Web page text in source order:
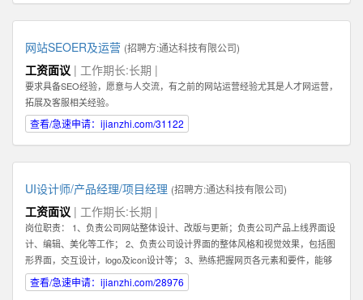
而不是只为了眼前的蝇头小利而失去客户对你的信任。 2: 我们需要能和客户建
立长期关系的员工，因此我们希望你也能长期，稳定地在公司发展。你会发现公
司是一个非常大的平台--我们在北京，深圳，香港，韩国都有业务。所以公司会
给你很好的施展空间，因此我们需要你能长期地在公司不断进步！ 3：你必须具
备一种素质。那就是会坚持，坚持，坚持，永不放弃。你必须了解你和客户的关
系是长期的，所以为了建立这种长期稳定的关系，你在一开始的时候要具备百折
不挠，坚持不懈的素质，这样才能逐步取得双方的信任。 4：除了热爱销售，你
大幅提高管理客户的效率和经营业绩。我们希望你具备这种科学化管理的能力。
有这种能力的人才还可以在将来发展成为销售经理，管理一个业务团队。 6：必
须热爱学习，尤其是要对一个特点行业有兴趣，并愿意深入了解一个行业，掌握
关于该行业的专业知识，这样才能真正服务好你的客户。目前我们希望能够找到
对于创业尤其是互联网创业领域有浓厚兴趣或相关经验的人才。 如果你有激
情，有梦想，并对网络销售充满热爱，愿意接受挑战，也能熟悉使用电脑，QQ
等网络工具，那么不论你的学历如何，专业是什么，这些都不重要。我们都欢迎
网站SEOER及运营 (招聘方:通达科技有限公司)
工资面议 | 工作期长:长期 |
要求具备SEO经验，愿意与人交流，有之前的网站运营经验尤其是人才网运营，
拓展及客服相关经验。
查看/急速申请：ijianzhi.com/31122
UI设计师/产品经理/项目经理 (招聘方:通达科技有限公司)
工资面议 | 工作期长:长期 |
岗位职责： 1、负责公司网站整体设计、改版与更新；负责公司产品上线界面设
计、编辑、美化等工作； 2、负责公司设计界面的整体风格和视觉效果，包括图
形界面，交互设计，logo及icon设计等； 3、熟练把握网页各元素和要件，能够
独立进行网站美工布局的设计； 4、不断完善和熟悉，负责网站整体架构的设计
和网站风格的把握，界面的视觉规划与创意设计工作； 5、认真做好各类信息和
查看/急速申请：ijianzhi.com/28976